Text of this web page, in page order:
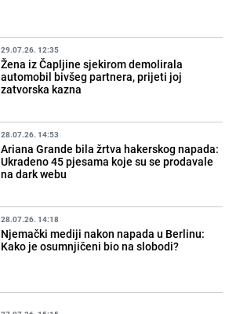
29.07.26. 12:35
Žena iz Čapljine sjekirom demolirala
automobil bivšeg partnera, prijeti joj
zatvorska kazna
28.07.26. 14:53
Ariana Grande bila žrtva hakerskog napada:
Ukradeno 45 pjesama koje su se prodavale
na dark webu
28.07.26. 14:18
Njemački mediji nakon napada u Berlinu:
Kako je osumnjičeni bio na slobodi?